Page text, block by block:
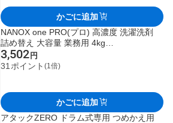
かごに追加
NANOX one PRO(プロ) 高濃度 洗濯洗剤
詰め替え 大容量 業務用 4kg
【NANOXone】 洗濯洗剤（注ぎ口付）
3,502 円
31 ポイント (1倍)
かごに追加
アタックZERO ドラム式専用 つめかえ用